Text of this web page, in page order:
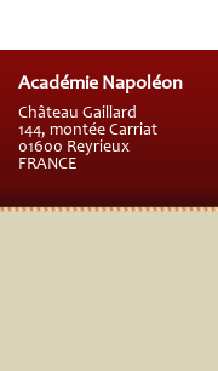
Académie Napoléon
Château Gaillard
144, montée Carriat
01600 Reyrieux
FRANCE